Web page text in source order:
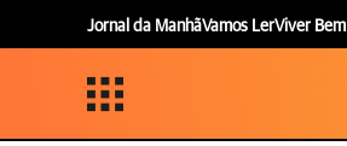
Jornal da ManhãVamos LerViver Bem